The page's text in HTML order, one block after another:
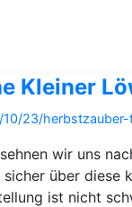
Kleiner
23/
wir uns
über
ist nicht